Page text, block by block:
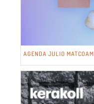
AGENDA JULIO MATCOAM